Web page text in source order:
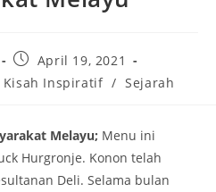
Post
published:
April 19, 2021
Kisah Inspiratif / Sejarah
Melayu; Menu ini
Hurgronje. Konon telah
Deli. Selama bulan